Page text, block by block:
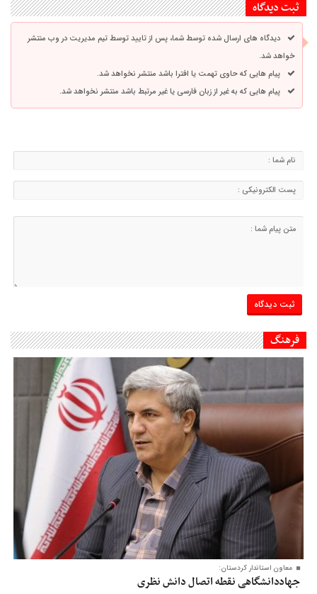
ثبت دیدگاه
دیدگاه های ارسال شده توسط شما، پس از تایید توسط تیم مدیریت در وب منتشر
خواهد شد.
پیام هایی که حاوی تهمت یا افترا باشد منتشر نخواهد شد.
پیام هایی که به غیر از زبان فارسی یا غیر مرتبط باشد منتشر نخواهد شد.
فرهنگ
معاون‌ استاندار کردستان:
جهاددانشگاهی نقطه اتصال دانش نظری